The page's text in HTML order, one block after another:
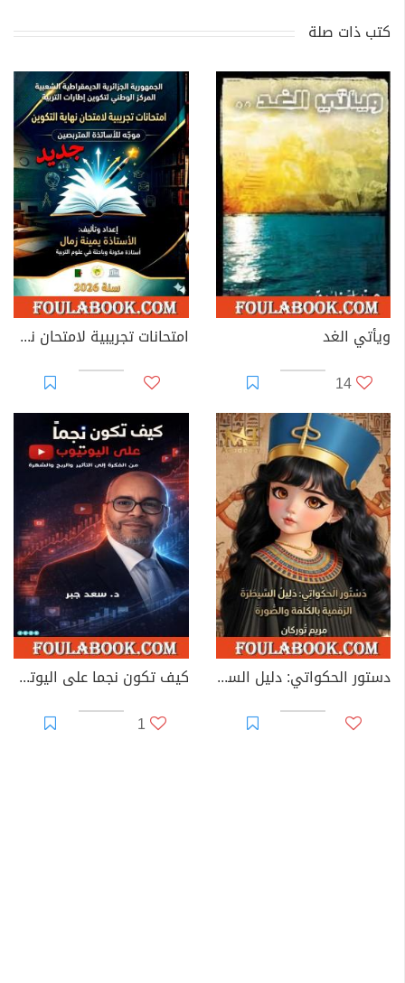
كتب ذات صلة
ويأتي الغد
14
امتحانات تجريبية لامتحان نهاية التكوين – موجه للأساتذة المتربصين
دستور الحكواتي: دليل السيطرة الرقمية بالكلمة والصورة
كيف تكون نجما على اليوتيوب؟
1